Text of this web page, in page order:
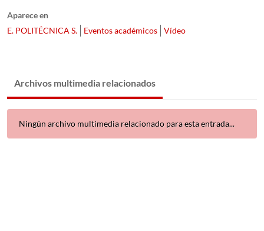
Aparece en
E. POLITÉCNICA S.
Eventos académicos Vídeo
Archivos multimedia relacionados
Ningún archivo multimedia relacionado para esta entrada...